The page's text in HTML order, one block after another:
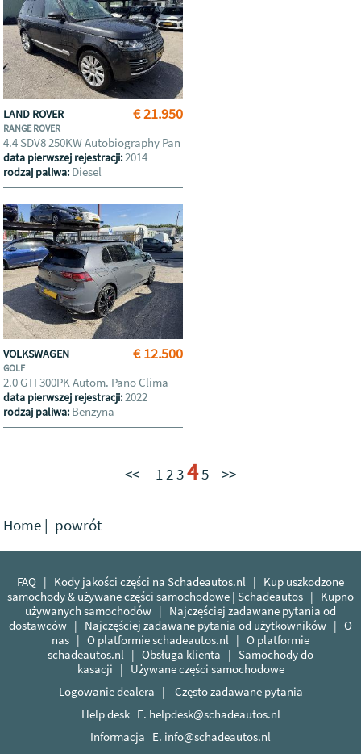
€ 21.950
LAND ROVER
RANGE ROVER
4.4 SDV8 250KW Autobiography Pan
data pierwszej rejestracji:2014
rodzaj paliwa: Diesel
€ 12.500
VOLKSWAGEN
GOLF
2.0 GTI 300PK Autom. Pano Clima
data pierwszej rejestracji:2022
rodzaj paliwa: Benzyna
<< 12345 >>
Home | powrót
FAQ | Kody jakości części na Schadeautos.nl | Kup uszkodzone
samochody & używane części samochodowe | Schadeautos | Kupno
używanych samochodów | Najczęściej zadawane pytania od
dostawców | Najczęściej zadawane pytania od użytkowników | O
nas | O platformie schadeautos.nl | O platformie
schadeautos.nl | Obsługa klienta | Samochody do
kasacji | Używane części samochodowe
Logowanie dealera | Często zadawane pytania
Help desk E. helpdesk@schadeautos.nl
Informacja E. info@schadeautos.nl